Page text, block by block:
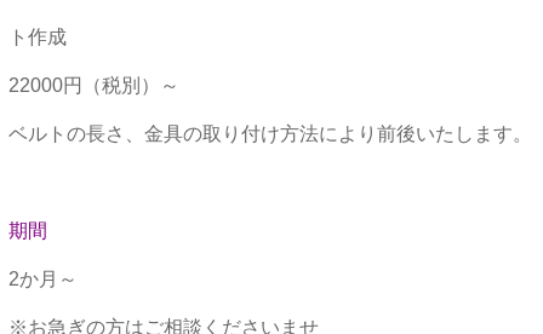
ト作成
22000円（税別）～
ベルトの長さ、金具の取り付け方法により前後いたします。
期間
2か月～
※お急ぎの方はご相談くださいませ